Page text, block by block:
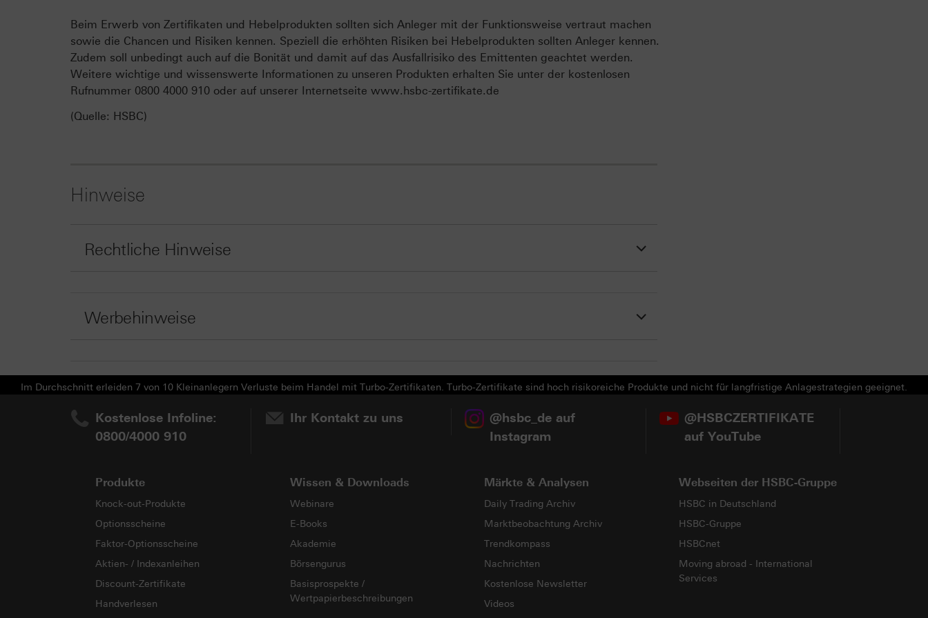
Beim Erwerb von Zertifikaten und Hebelprodukten sollten sich Anleger mit der Funktionsweise vertraut machen
sowie die Chancen und Risiken kennen. Speziell die erhöhten Risiken bei Hebelprodukten sollten Anleger kennen.
Zudem soll unbedingt auch auf die Bonität und damit auf das Ausfallrisiko des Emittenten geachtet werden.
Weitere wichtige und wissenswerte Informationen zu unseren Produkten erhalten Sie unter der kostenlosen
Rufnummer 0800 4000 910 oder auf unserer Internetseite www.hsbc-zertifikate.de
(Quelle: HSBC)
Hinweise
Rechtliche Hinweise
Werbehinweise
Im Durchschnitt erleiden 7 von 10 Kleinanlegern Verluste beim Handel mit Turbo-Zertifikaten. Turbo-Zertifikate sind hoch risikoreiche Produkte und nicht für langfristige Anlagestrategien geeignet.
Kostenlose Infoline:
0800/4000 910
Ihr Kontakt zu uns
@hsbc_de auf
Instagram
@HSBCZERTIFIKATE
auf YouTube
Produkte
Knock-out-Produkte
Optionsscheine
Faktor-Optionsscheine
Aktien- / Indexanleihen
Discount-Zertifikate
Handverlesen
Wissen & Downloads
Webinare
E-Books
Akademie
Börsengurus
Basisprospekte /
Wertpapierbeschreibungen
Märkte & Analysen
Daily Trading Archiv
Marktbeobachtung Archiv
Trendkompass
Nachrichten
Kostenlose Newsletter
Videos
Webseiten der HSBC-Gruppe
HSBC in Deutschland
HSBC-Gruppe
HSBCnet
Moving abroad - International
Services